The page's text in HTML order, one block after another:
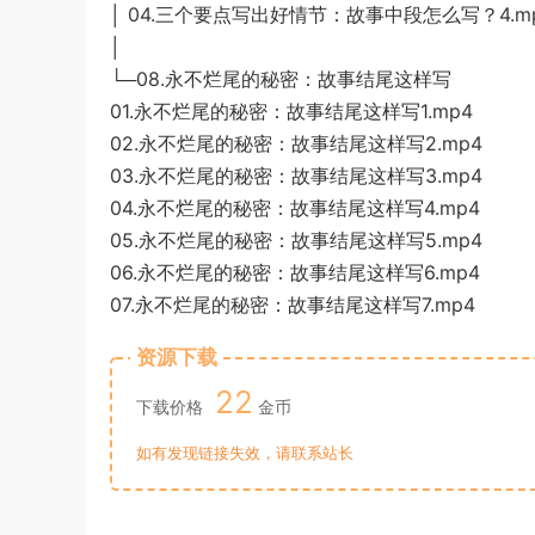
│ 04.三个要点写出好情节：故事中段怎么写？
└─08.永不烂尾的秘密：故事结尾这样写
01.永不烂尾的秘密：故事结尾这样写1.mp4
02.永不烂尾的秘密：故事结尾这样写2.mp4
03.永不烂尾的秘密：故事结尾这样写3.mp4
04.永不烂尾的秘密：故事结尾这样写4.mp4
05.永不烂尾的秘密：故事结尾这样写5.mp4
06.永不烂尾的秘密：故事结尾这样写6.mp4
07.永不烂尾的秘密：故事结尾这样写7.mp4
资源下载
下载价格 22 金币
如有发现链接失效，请联系站长